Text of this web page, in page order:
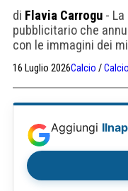
di Flavia Carrogu -
pubblicitario che
con le immagini dei
nordamericano vuole
16 Luglio 2026Calcio /
Aggiungi